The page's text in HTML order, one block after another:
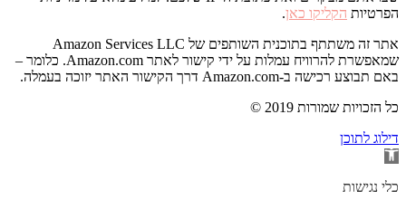
הפרטיות הקליקו כאן.
אתר זה משתתף בתוכנית השותפים של Amazon Services LLC
שמאפשרת להרוויח עמלות על ידי קישור לאתר Amazon.com. כלומר –
באם תבוצע רכישה ב-Amazon.com דרך הקישור האתר יזוכה בעמלה.
© 2019 כל הזכויות שמורות
דילוג לתוכן
פתח
נגישות
כלי נגישות